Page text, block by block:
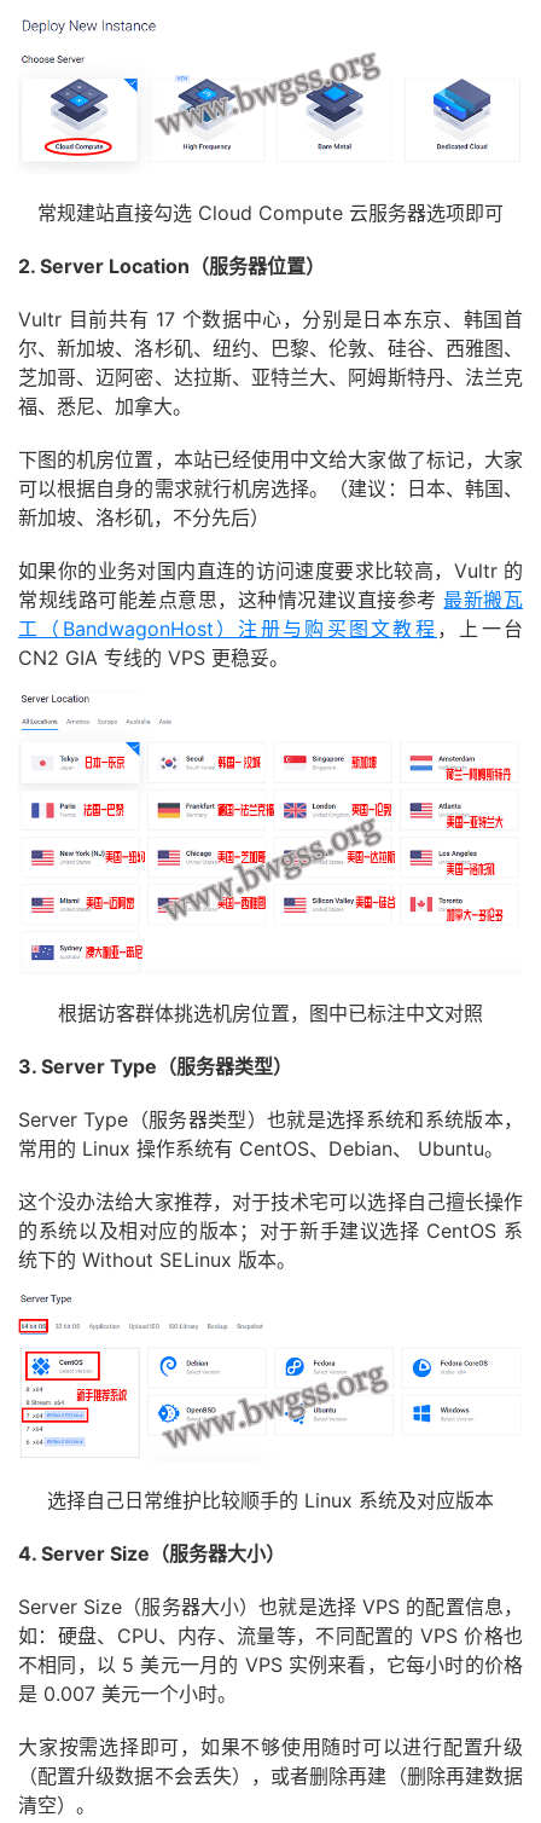
常规建站直接勾选 Cloud Compute 云服务器选项即可
2. Server Location（服务器位置）
Vultr 目前共有 17 个数据中心，分别是日本东京、韩国首
尔、新加坡、洛杉矶、纽约、巴黎、伦敦、硅谷、西雅图、
芝加哥、迈阿密、达拉斯、亚特兰大、阿姆斯特丹、法兰克
福、悉尼、加拿大。
下图的机房位置，本站已经使用中文给大家做了标记，大家
可以根据自身的需求就行机房选择。（建议：日本、韩国、
新加坡、洛杉矶，不分先后）
如果你的业务对国内直连的访问速度要求比较高，Vultr 的
常规线路可能差点意思，这种情况建议直接参考最新搬瓦
工（BandwagonHost）注册与购买图文教程 ，上一台
CN2 GIA 专线的 VPS 更稳妥。
根据访客群体挑选机房位置，图中已标注中文对照
3. Server Type（服务器类型）
Server Type（服务器类型）也就是选择系统和系统版本，
常用的 Linux 操作系统有 CentOS、Debian、 Ubuntu。
这个没办法给大家推荐，对于技术宅可以选择自己擅长操作
的系统以及相对应的版本；对于新手建议选择 CentOS 系
统下的 Without SELinux 版本。
选择自己日常维护比较顺手的 Linux 系统及对应版本
4. Server Size（服务器大小）
Server Size（服务器大小）也就是选择 VPS 的配置信息，
如：硬盘、CPU、内存、流量等，不同配置的 VPS 价格也
不相同，以 5 美元一月的 VPS 实例来看，它每小时的价格
是 0.007 美元一个小时。
大家按需选择即可，如果不够使用随时可以进行配置升级
（配置升级数据不会丢失），或者删除再建（删除再建数据
清空）。